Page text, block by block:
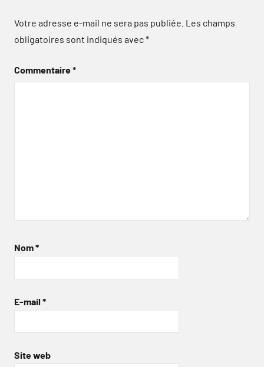
Votre adresse e-mail ne sera pas publiée. Les champs
obligatoires sont indiqués avec*
Commentaire*
Nom*
E-mail *
Site web